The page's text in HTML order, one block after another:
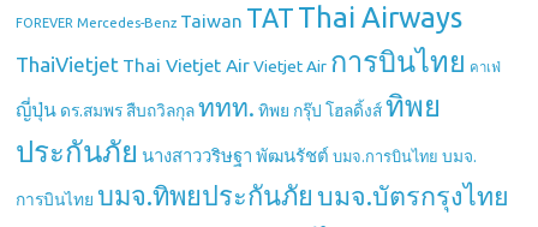
FOREVER Mercedes-Benz Taiwan TAT Thai Airways
ThaiVietjet Thai Vietjet Air Vietjet Air การบินไทย คาเฟ่
ญี่ปุ่น ดร.สมพร สืบถวิลกุล ททท. ทิพย กรุ๊ป โฮลดิ้งส์ ทิพย
ประกันภัย นางสาววริษฐา พัฒนรัชต์ บมจ.การบินไทย บมจ.
การบินไทย บมจ.ทิพยประกันภัย บมจ.บัตรกรุงไทย